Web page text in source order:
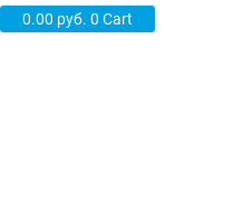
0.00 руб. 0 Cart